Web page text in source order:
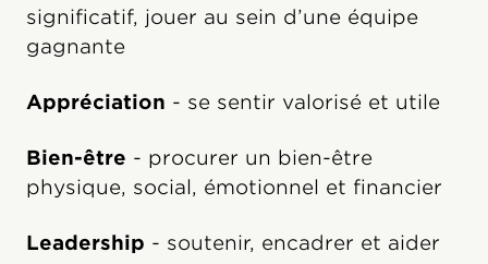
significatif, jouer au sein d’une équipe
gagnante
Appréciation - se sentir valorisé et utile
Bien-être - procurer un bien-être
physique, social, émotionnel et financier
Leadership - soutenir, encadrer et aider